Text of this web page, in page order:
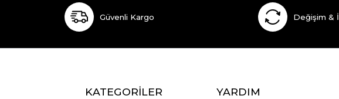
Güvenli Kargo Değişim &
KATEGORİLER YARDIM